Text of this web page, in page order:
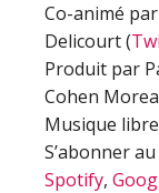
Co-animé
Delicourt (
Produit par
Cohen
Musique
S’abonner au
Spotify,